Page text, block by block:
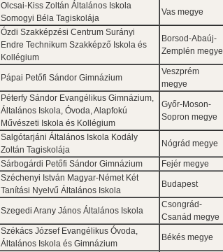
Olcsai-Kiss Zoltán Általános Iskola
Somogyi Béla Tagiskolája
Vas megye
Ózdi Szakképzési Centrum Surányi
Endre Technikum Szakképző Iskola és
Kollégium
Borsod-Abaúj-
Zemplén megye
Pápai Petőfi Sándor Gimnázium
Veszprém
megye
Péterfy Sándor Evangélikus Gimnázium,
Általános Iskola, Óvoda, Alapfokú
Művészeti Iskola és Kollégium
Győr-Moson-
Sopron megye
Salgótarjáni Általános Iskola Kodály
Zoltán Tagiskolája
Nógrád megye
Sárbogárdi Petőfi Sándor Gimnázium Fejér megye
Széchenyi István Magyar-Német Két
Tanítási Nyelvű Általános Iskola
Budapest
Szegedi Arany János Általános Iskola
Csongrád-
Csanád megye
Székács József Evangélikus Óvoda,
Általános Iskola és Gimnázium
Békés megye